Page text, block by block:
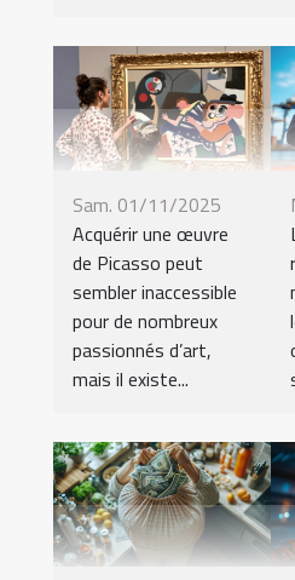
Sam. 01/11/2025
Acquérir une œuvre
de Picasso peut
sembler inaccessible
pour de nombreux
passionnés d’art,
mais il existe...